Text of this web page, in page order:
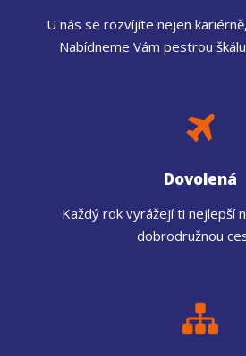
U nás se rozvíjíte nejen
Nabídneme Vám pestrou
Dovolená
Každý rok vyrážejí ti nejlepší
dobrodružnou